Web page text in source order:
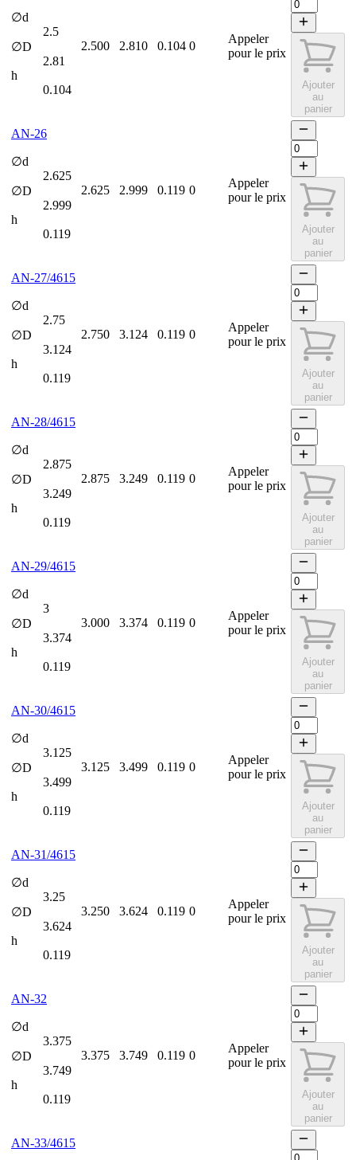
∅d
2.5
∅D
2.81
h
0.104
2.500 2.810 0.104 0
Appeler
pour le prix
Ajouter
au
panier
AN-26
∅d
2.625
∅D
2.999
h
0.119
2.625 2.999 0.119 0
Appeler
pour le prix
Ajouter
au
panier
AN-27/4615
∅d
2.75
∅D
3.124
h
0.119
2.750 3.124 0.119 0
Appeler
pour le prix
Ajouter
au
panier
AN-28/4615
∅d
2.875
∅D
3.249
h
0.119
2.875 3.249 0.119 0
Appeler
pour le prix
Ajouter
au
panier
AN-29/4615
∅d
3
∅D
3.374
h
0.119
3.000 3.374 0.119 0
Appeler
pour le prix
Ajouter
au
panier
AN-30/4615
∅d
3.125
∅D
3.499
h
0.119
3.125 3.499 0.119 0
Appeler
pour le prix
Ajouter
au
panier
AN-31/4615
∅d
3.25
∅D
3.624
h
0.119
3.250 3.624 0.119 0
Appeler
pour le prix
Ajouter
au
panier
AN-32
∅d
3.375
∅D
3.749
h
0.119
3.375 3.749 0.119 0
Appeler
pour le prix
Ajouter
au
panier
AN-33/4615